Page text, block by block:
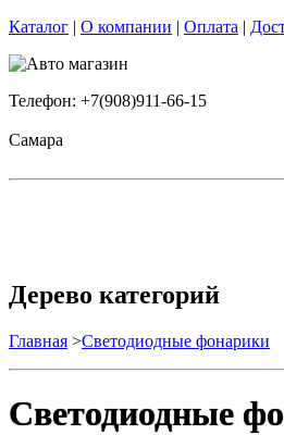
Каталог | О компании | Оплата |
Телефон: +7(908)911-66-15
Самара
Дерево категорий
Главная >Светодиодные фонарики
Светодиодные